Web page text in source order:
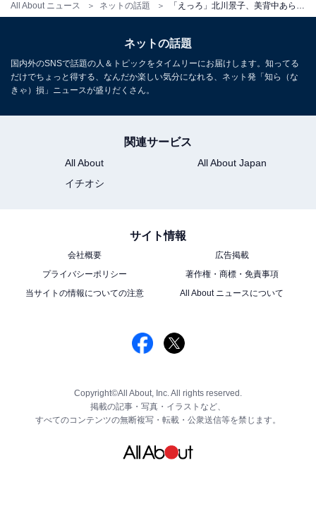
All About ニュース ネットの話題
ネットの話題
国内外のSNSで話題の人＆トピックをタイムリーにお届けします。知ってる
だけでちょっと得する、なんだか楽しい気分になれる、ネット発「知ら（な
きゃ）損」ニュースが盛りだくさん。
関連サービス
All About
All About Japan
イチオシ
サイト情報
会社概要
広告掲載
プライバシーポリシー
著作権・商標・免責事項
当サイトの情報についての注意
All About ニュースについて
Copyright©All About, Inc. All rights reserved.
掲載の記事・写真・イラストなど、
すべてのコンテンツの無断複写・転載・公衆送信等を禁じます。